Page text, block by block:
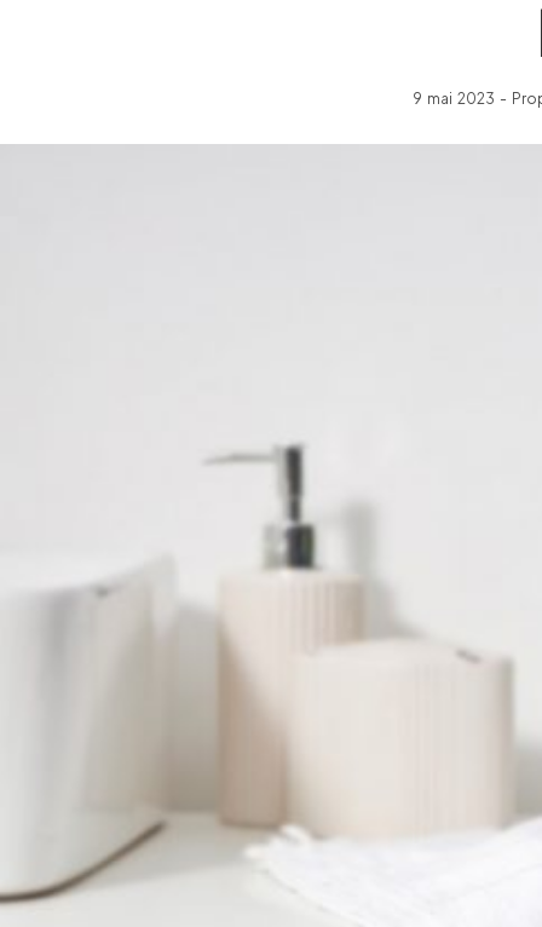
9 mai 2023 -